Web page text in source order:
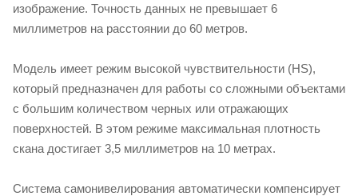
изображение. Точность данных не превышает 6
миллиметров на расстоянии до 60 метров.
Модель имеет режим высокой чувствительности (HS),
который предназначен для работы со сложными объектами
с большим количеством черных или отражающих
поверхностей. В этом режиме максимальная плотность
скана достигает 3,5 миллиметров на 10 метрах.
Система самонивелирования автоматически компенсирует